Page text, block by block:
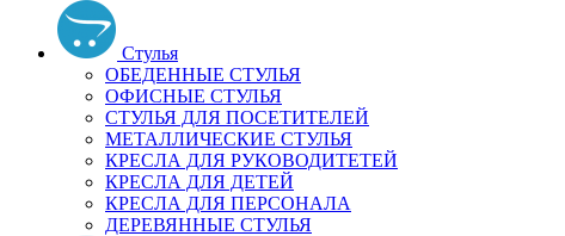
Стулья
ОБЕДЕННЫЕ СТУЛЬЯ
ОФИСНЫЕ СТУЛЬЯ
СТУЛЬЯ ДЛЯ ПОСЕТИТЕЛЕЙ
МЕТАЛЛИЧЕСКИЕ СТУЛЬЯ
КРЕСЛА ДЛЯ РУКОВОДИТЕТЕЙ
КРЕСЛА ДЛЯ ДЕТЕЙ
КРЕСЛА ДЛЯ ПЕРСОНАЛА
ДЕРЕВЯННЫЕ СТУЛЬЯ